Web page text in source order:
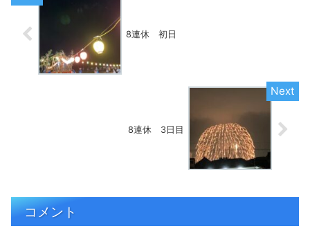
8連休 初日
8連休 3日目
コメント